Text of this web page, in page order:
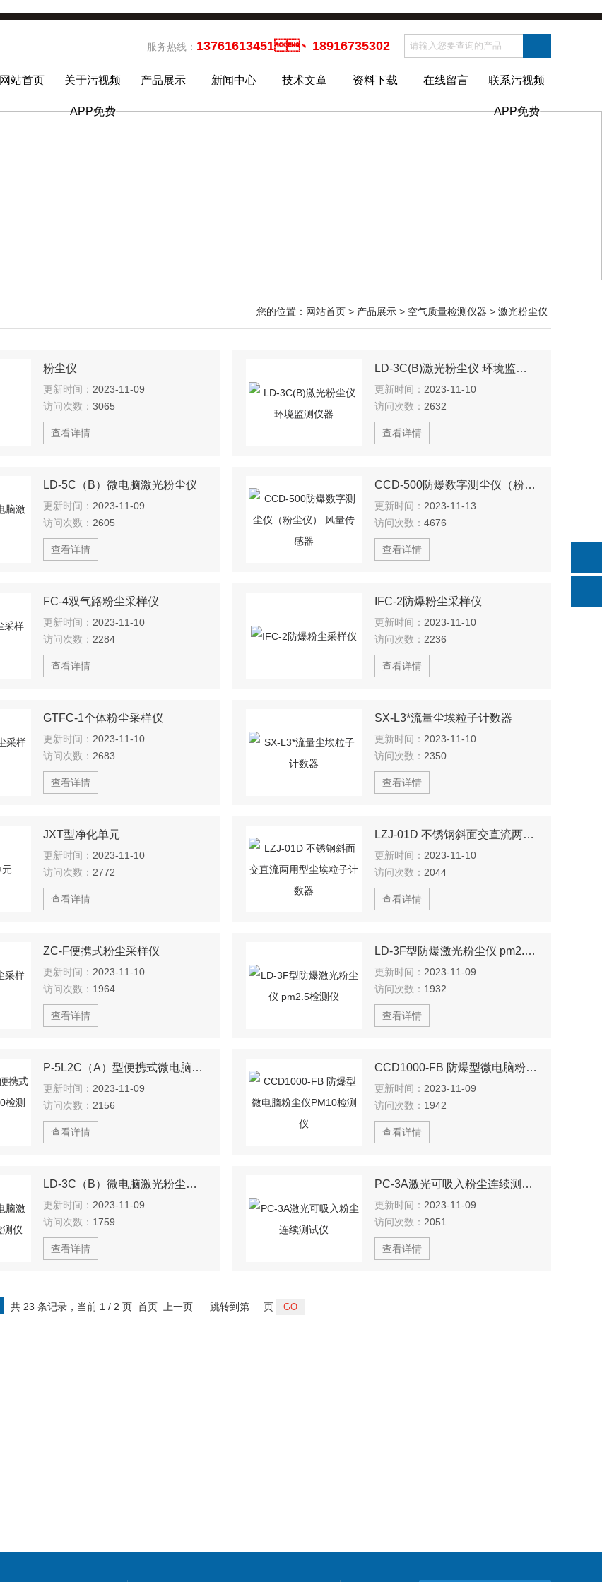
服务热线： 13761613451、18916735302
网站首页 关于污视频
APP免费
产品展示 新闻中心 技术文章 资料下载 在线留言 联系污视频
APP免费
您的位置： 网站首页 > 产品展示 > 空气质量检测仪器 > 激光粉尘仪
粉尘仪
更新时间： 2023-11-09
访问次数： 3065
查看详情
LD-3C(B)​激光粉尘仪 环境监测仪器
更新时间： 2023-11-10
访问次数： 2632
查看详情
LD-5C（B）微电脑激光粉尘仪
更新时间： 2023-11-09
访问次数： 2605
查看详情
CCD-500防爆数字测尘仪（粉尘仪） 风量传感器
更新时间： 2023-11-13
访问次数： 4676
查看详情
FC-4双气路粉尘采样仪
更新时间： 2023-11-10
访问次数： 2284
查看详情
IFC-2防爆粉尘采样仪
更新时间： 2023-11-10
访问次数： 2236
查看详情
GTFC-1个体粉尘采样仪
更新时间： 2023-11-10
访问次数： 2683
查看详情
SX-L3*流量尘埃粒子计数器
更新时间： 2023-11-10
访问次数： 2350
查看详情
JXT型净化单元
更新时间： 2023-11-10
访问次数： 2772
查看详情
LZJ-01D 不锈钢斜面交直流两用型尘埃粒子计数器
更新时间： 2023-11-10
访问次数： 2044
查看详情
ZC-F便携式粉尘采样仪
更新时间： 2023-11-10
访问次数： 1964
查看详情
LD-3F型防爆激光粉尘仪 pm2.5检测仪
更新时间： 2023-11-09
访问次数： 1932
查看详情
P-5L2C（A）型便携式微电脑粉尘仪PM10检测仪
更新时间： 2023-11-09
访问次数： 2156
查看详情
CCD1000-FB 防爆型微电脑粉尘仪PM10检测仪
更新时间： 2023-11-09
访问次数： 1942
查看详情
LD-3C（B）微电脑激光粉尘仪 pm2.5检测仪
更新时间： 2023-11-09
访问次数： 1759
查看详情
PC-3A激光可吸入粉尘连续测试仪
更新时间： 2023-11-09
访问次数： 2051
查看详情
共 23 条记录，当前 1 / 2 页 首页 上一页 跳转到第 页